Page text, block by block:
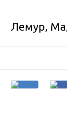
Лемур,